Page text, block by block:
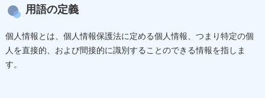
用語の定義
個人情報とは、個人情報保護法に定める個人情報、つまり特定の個
人を直接的、および間接的に識別することのできる情報を指しま
す。